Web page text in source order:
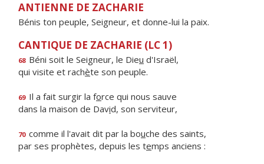
ANTIENNE DE ZACHARIE
Bénis ton peuple, Seigneur, et donne-lui la paix.
CANTIQUE DE ZACHARIE (LC 1)
68 Béni soit le Seigneur, le Dieu d'Israël,
qui visite et rachète son peuple.
69 Il a fait surgir la force qui nous sauve
dans la maison de David, son serviteur,
70 comme il l'avait dit par la bouche des saints,
par ses prophètes, depuis les temps anciens :